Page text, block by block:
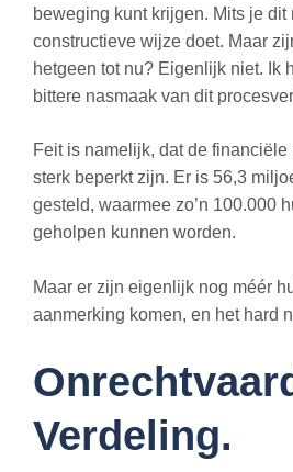
beweging kunt krijgen. Mits je dit
constructieve wijze doet. Maar
hetgeen tot nu? Eigenlijk niet. Ik
bittere nasmaak van dit
Feit is namelijk, dat de
sterk beperkt zijn. Er is 56,3
gesteld, waarmee zo’n 100.000
geholpen kunnen worden.
Maar er zijn eigenlijk nog méér
aanmerking komen, en het hard
Verdeling.